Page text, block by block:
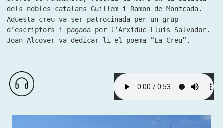
dels nobles catalans Guillem i Ramon de Montcada.
Aquesta creu va ser patrocinada per un grup
d’escriptors i pagada per l’Arxiduc Lluís Salvador.
Joan Alcover va dedicar-li el poema “La Creu”.